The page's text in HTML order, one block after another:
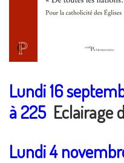
Lundi 16
à 225 Eclairage
Lundi 4